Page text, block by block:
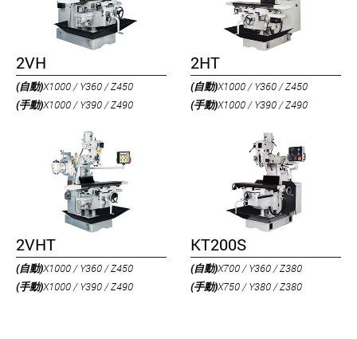
2VH
(自動)X1000 / Y360 / Z450
(手動)X1000 / Y390 / Z490
2HT
(自動)X1000 / Y360 / Z450
(手動)X1000 / Y390 / Z490
2VHT
(自動)X1000 / Y360 / Z450
(手動)X1000 / Y390 / Z490
KT200S
(自動)X700 / Y360 / Z380
(手動)X750 / Y380 / Z380